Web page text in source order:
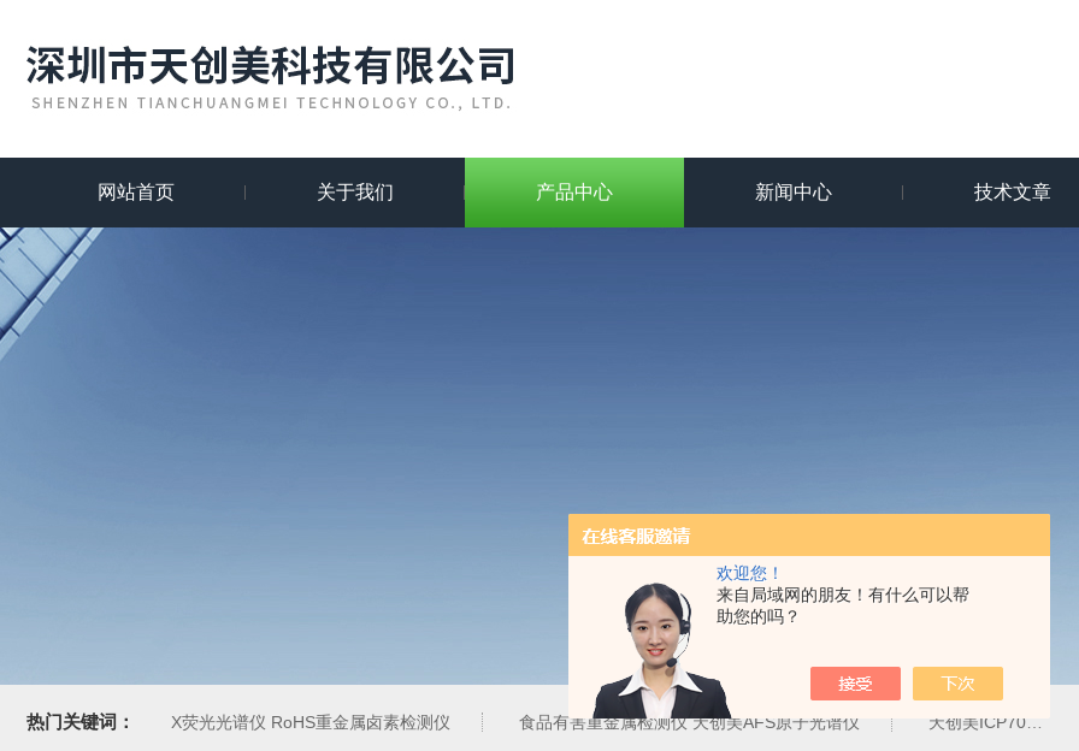
欢迎您！
来自局域网的朋友！有什么可以帮
助您的吗？
网站首页 关于我们 产品中心 新闻中心 技术文章
热门关键词： X荧光光谱仪 RoHS重金属卤素检测仪 食品有害重金属检测仪 天创美AFS原子光谱仪 天创美ICP700T电镀液中金属元素含量检测仪